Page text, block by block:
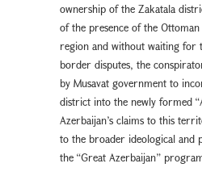
ownership of the Zakatala
of the presence of the
region and without waiting for
border disputes, the
by Musavat government to
district into the newly formed
Azerbaijan’s claims to this
to the broader ideological and
the “Great Azerbaijan”